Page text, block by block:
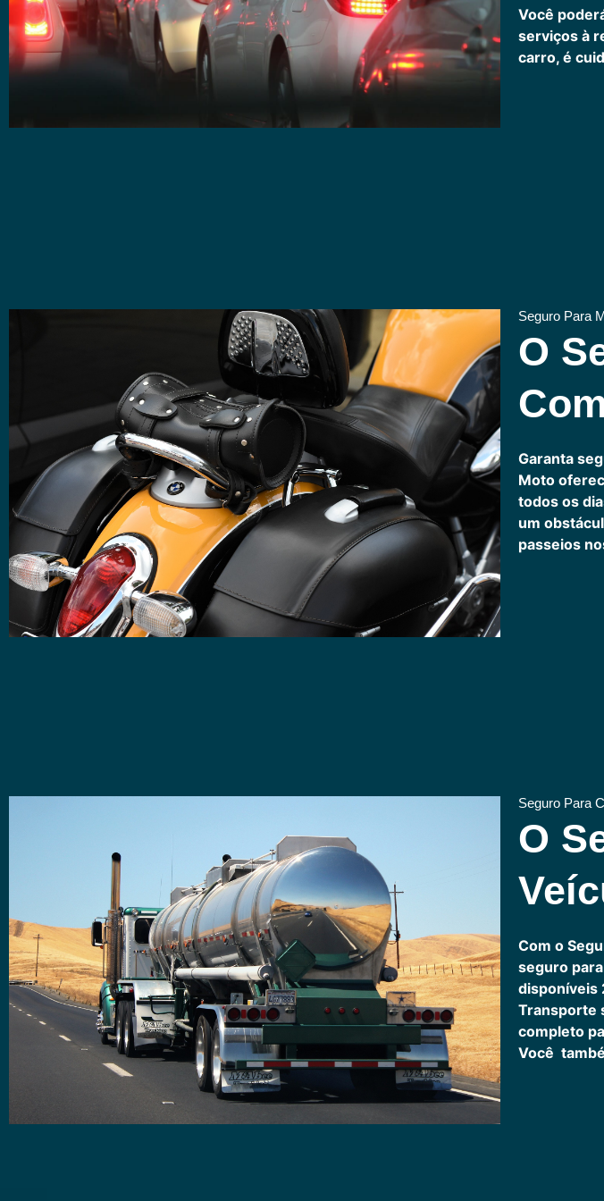
Você
serviços à
carro, é
Seguro Para
O
Garanta
Moto
todos os
um
passeios
Seguro Para
O
Com o
seguro
disponíveis
Transporte
completo
Você